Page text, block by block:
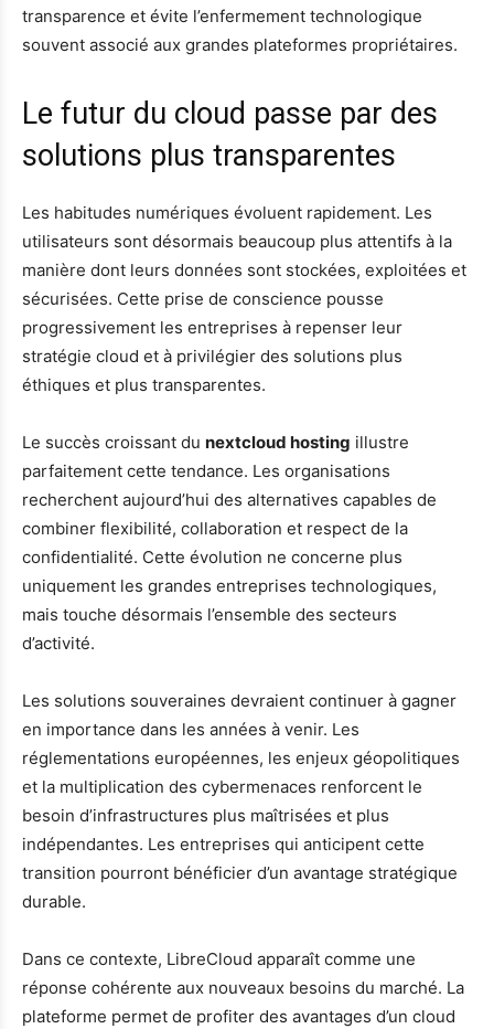
transparence et évite l’enfermement technologique
souvent associé aux grandes plateformes propriétaires.
Le futur du cloud passe par des
solutions plus transparentes
Les habitudes numériques évoluent rapidement. Les
utilisateurs sont désormais beaucoup plus attentifs à la
manière dont leurs données sont stockées, exploitées et
sécurisées. Cette prise de conscience pousse
progressivement les entreprises à repenser leur
stratégie cloud et à privilégier des solutions plus
éthiques et plus transparentes.
Le succès croissant du nextcloud hosting illustre
parfaitement cette tendance. Les organisations
recherchent aujourd’hui des alternatives capables de
combiner flexibilité, collaboration et respect de la
confidentialité. Cette évolution ne concerne plus
uniquement les grandes entreprises technologiques,
mais touche désormais l’ensemble des secteurs
d’activité.
Les solutions souveraines devraient continuer à gagner
en importance dans les années à venir. Les
réglementations européennes, les enjeux géopolitiques
et la multiplication des cybermenaces renforcent le
besoin d’infrastructures plus maîtrisées et plus
indépendantes. Les entreprises qui anticipent cette
transition pourront bénéficier d’un avantage stratégique
durable.
Dans ce contexte, LibreCloud apparaît comme une
réponse cohérente aux nouveaux besoins du marché. La
plateforme permet de profiter des avantages d’un cloud